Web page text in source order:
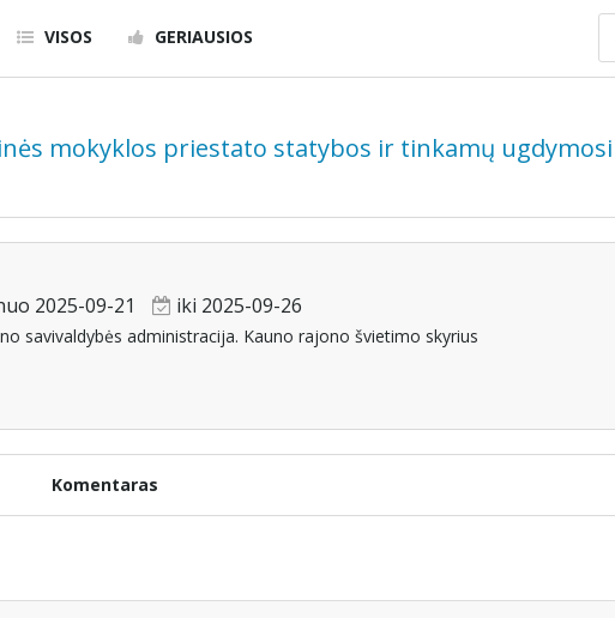
VISOS GERIAUSIOS
mokyklos priestato statybos ir tinkamų ugdymosi
2025-09-21 iki 2025-09-26
savivaldybės administracija. Kauno rajono švietimo skyrius
Komentaras